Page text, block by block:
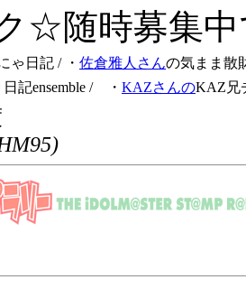
☆随時募集
ゃ日記 / ・ 佐倉雅人さんの気まま散
記ensemble / ・ KAZさんのKAZ兄